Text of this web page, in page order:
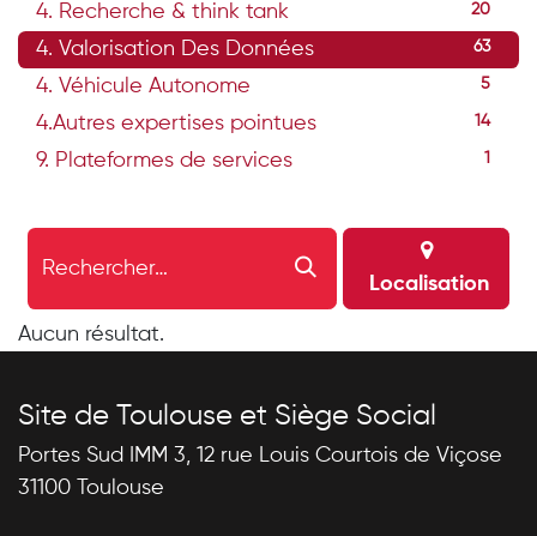
4. Recherche & think tank 20
4. Valorisation Des Données 63
4. Véhicule Autonome 5
4.Autres expertises pointues 14
9. Plateformes de services
Localisation
Aucun résultat.
Site de Toulouse et Siège Social
Portes Sud IMM 3, 12 rue Louis Courtois de Viçose
31100 Toulouse